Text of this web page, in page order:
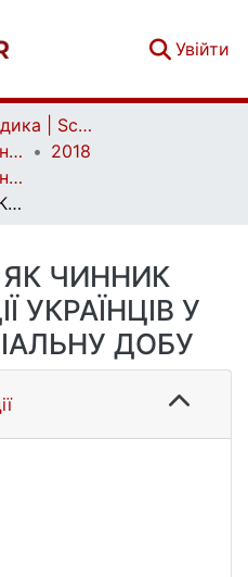
Увійти
Наукова періодика | Scientific periodicals
Українознавчий альманах | Almanac of Ukrainian Studies
2018
Українознавчий альманах. Випуск 23
ІДЕОЛОГІЯ ЯК ЧИННИК КОНСОЛІДАЦІЇ УКРАЇНЦІВ У ПОСТКОЛОНІАЛЬНУ ДОБУ
ЯК ЧИННИК
УКРАЇНЦІВ У
ДОБУ